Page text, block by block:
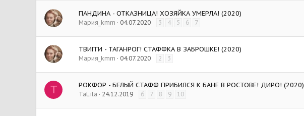
ПАНДИНА - ОТКАЗНИЦА! ХОЗЯЙКА УМЕРЛА! (2020)
Мария_kmm 04.07.2020 3 4 5 6 7
ТВИГГИ - ТАГАНРОГ! СТАФФКА В ЗАБРОШКЕ! (2020)
Мария_kmm 04.07.2020 2 3
T РОКФОР - БЕЛЫЙ СТАФФ ПРИБИЛСЯ К БАНЕ В РОСТОВЕ! ДИРО! (2020)
TaLila 24.12.2019 6 7 8 9 10